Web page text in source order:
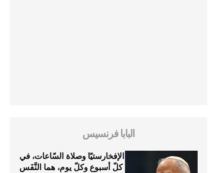
البابا فرنسيس
الإفخارستيّا وصلاة السّاعات، في
كلّ أسبوع وكلّ يوم، هما النَّفَس